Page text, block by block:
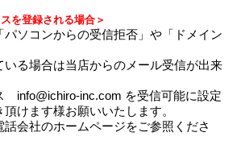
を登録される場合＞
ソコンからの受信拒否」や「ドメイン
いる場合は当店からのメール受信が出来
info@ichiro-inc.com を受信可能に設定
けます様お願いいたします。
会社のホームページをご参照くださ